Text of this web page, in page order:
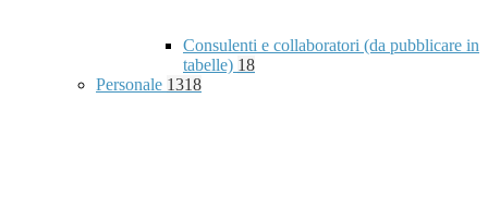
Consulenti e collaboratori (da pubblicare in
tabelle) 18
Personale 1318